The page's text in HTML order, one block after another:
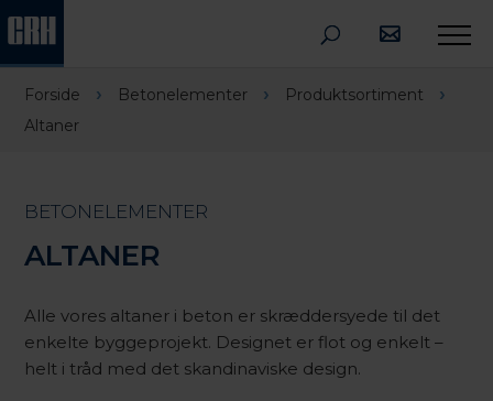
Forside › Betonelementer › Produktsortiment ›
Altaner
BETONELEMENTER
ALTANER
Alle vores altaner i beton er skræddersyede til det
enkelte byggeprojekt. Designet er flot og enkelt –
helt i tråd med det skandinaviske design.